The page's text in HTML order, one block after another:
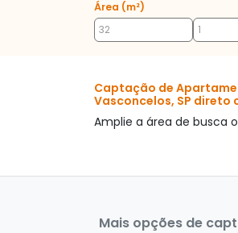
Área (m²)
Captação de
Vasconcelos, SP
Amplie a área de busca
Mais opções de